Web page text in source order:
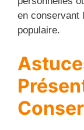
en conservant
populaire.